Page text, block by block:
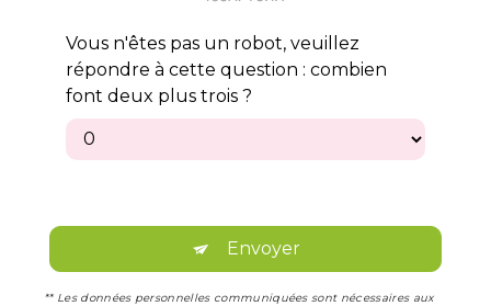
Vous n'êtes pas un robot, veuillez
répondre à cette question : combien
font deux plus trois ?
Envoyer
** Les données personnelles communiquées sont nécessaires aux